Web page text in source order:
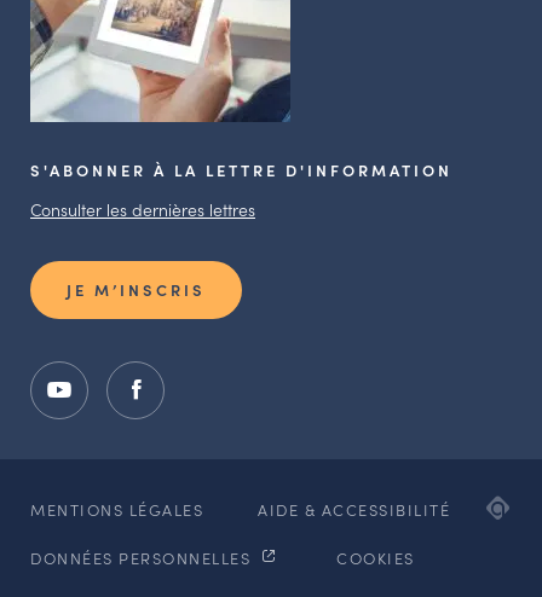
S'ABONNER À LA LETTRE D'INFORMATION
Consulter les dernières lettres
JE M’INSCRIS
MENTIONS LÉGALES AIDE & ACCESSIBILITÉ
DONNÉES PERSONNELLES COOKIES